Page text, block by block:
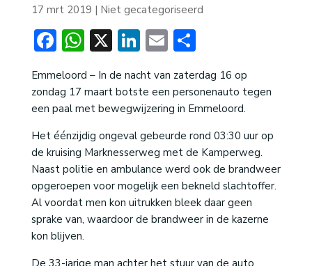
17 mrt 2019 | Niet gecategoriseerd
Facebook
WhatsApp
X LinkedIn
EmailDelen
Emmeloord – In de nacht van zaterdag 16 op
zondag 17 maart botste een personenauto tegen
een paal met bewegwijzering in Emmeloord.
Het éénzijdig ongeval gebeurde rond 03:30 uur op
de kruising Marknesserweg met de Kamperweg.
Naast politie en ambulance werd ook de brandweer
opgeroepen voor mogelijk een bekneld slachtoffer.
Al voordat men kon uitrukken bleek daar geen
sprake van, waardoor de brandweer in de kazerne
kon blijven.